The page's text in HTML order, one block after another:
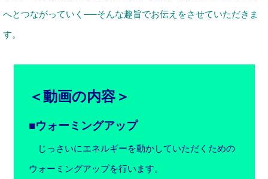
へとつながっていく──そんな趣旨でお伝えをさせていただきま
す。
＜動画の内容＞
■ウォーミングアップ
じっさいにエネルギーを動かしていただくための
ウォーミングアップを行います。